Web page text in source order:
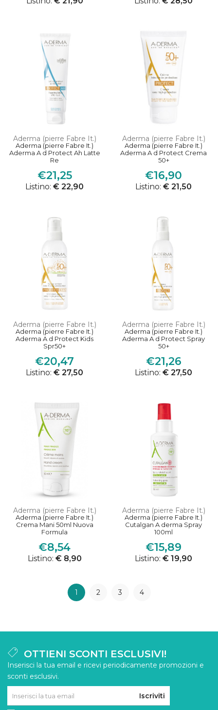
Aderma (pierre Fabre It.)
Aderma (pierre Fabre It.)
Aderma A d Protect Ah Latte
Re
€21,25
Listino: € 22,90
Aderma (pierre Fabre It.)
Aderma (pierre Fabre It.)
Aderma A d Protect Crema
50+
€16,90
Listino: € 21,50
Aderma (pierre Fabre It.)
Aderma (pierre Fabre It.)
Aderma A d Protect Kids
Spr50+
€20,47
Listino: € 27,50
Aderma (pierre Fabre It.)
Aderma (pierre Fabre It.)
Aderma A d Protect Spray
50+
€21,26
Listino: € 27,50
Aderma (pierre Fabre It.)
Aderma (pierre Fabre It.)
Crema Mani 50ml Nuova
Formula
€8,54
Listino: € 8,90
Aderma (pierre Fabre It.)
Aderma (pierre Fabre It.)
Cutalgan A derma Spray
100ml
€15,89
Listino: € 19,90
1 2 3 4
OTTIENI SCONTI ESCLUSIVI!
Inserisci la tua email e ricevi periodicamente promozioni e
sconti esclusivi.
Iscriviti